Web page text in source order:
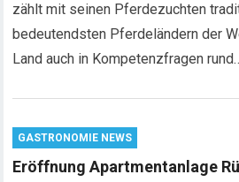
zählt mit seinen Pferdezuchten
bedeutendsten Pferdeländern der
Land auch in Kompetenzfragen
GASTRONOMIE NEWS
Eröffnung Apartmentanlage